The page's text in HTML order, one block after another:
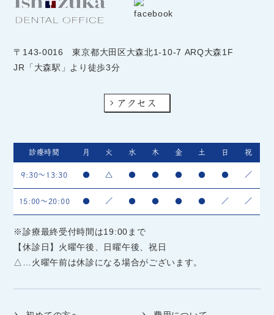
〒143-0016東京都大田区大森北1-10-7 ARQ大森1F
JR「大森駅」より徒歩3分
アクセス
診療時間 月 火 水 木 金 土 日 祝
9:30～13:30 ● △ ● ● ● ● ● ／
15:00～20:00 ● ／ ● ● ● ● ／ ／
※診療最終受付時間は19:00まで
【休診日】火曜午後、日曜午後、祝日
△…火曜午前は休診になる場合がございます。